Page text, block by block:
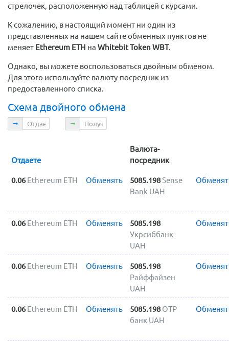
стрелочек, расположенную над таблицей с курсами.
К сожалению, в настоящий момент ни один из
представленных на нашем сайте обменных пунктов не
меняет Ethereum ETH на Whitebit Token WBT.
Однако, вы можете воспользоваться двойным обменом.
Для этого используйте валюту-посредник из
предоставленного списка.
Схема двойного обмена
Отдаете Получаете
Отдаете
Валюта-
посредник
0.06 Ethereum ETH Обменять 5085.198Sense
Bank UAH
0.06 Ethereum ETH Обменять
5085.198
Укрсиббанк
UAH
0.06 Ethereum ETH Обменять
5085.198
Райффайзен
UAH
0.06 Ethereum ETH Обменять 5085.198 OTP
банк UAH